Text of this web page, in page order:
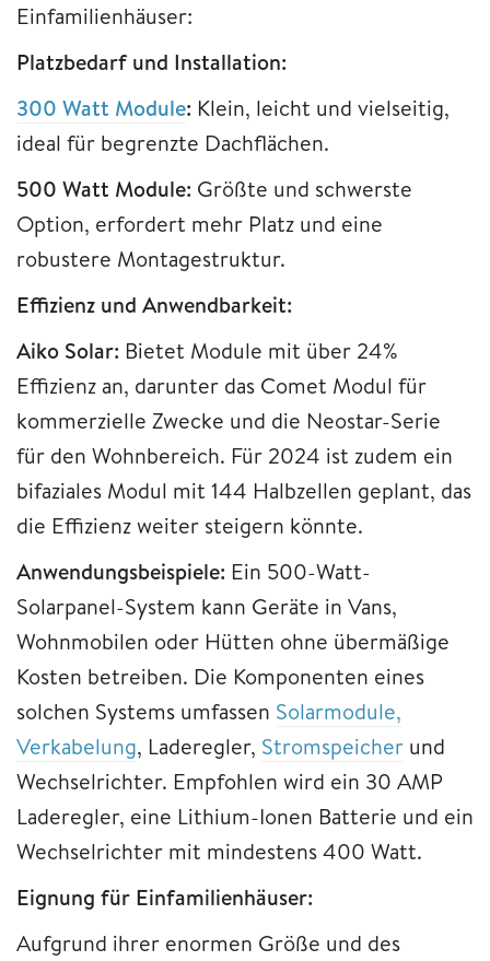
Einfamilienhäuser:
Platzbedarf und Installation:
300 Watt Module: Klein, leicht und vielseitig,
ideal für begrenzte Dachflächen.
500 Watt Module: Größte und schwerste
Option, erfordert mehr Platz und eine
robustere Montagestruktur.
Effizienz und Anwendbarkeit:
Aiko Solar: Bietet Module mit über 24%
Effizienz an, darunter das Comet Modul für
kommerzielle Zwecke und die Neostar-Serie
für den Wohnbereich. Für 2024 ist zudem ein
bifaziales Modul mit 144 Halbzellen geplant, das
die Effizienz weiter steigern könnte.
Anwendungsbeispiele: Ein 500-Watt-
Solarpanel-System kann Geräte in Vans,
Wohnmobilen oder Hütten ohne übermäßige
Kosten betreiben. Die Komponenten eines
solchen Systems umfassen Solarmodule,
Verkabelung, Laderegler, Stromspeicher und
Wechselrichter. Empfohlen wird ein 30 AMP
Laderegler, eine Lithium-Ionen Batterie und ein
Wechselrichter mit mindestens 400 Watt.
Eignung für Einfamilienhäuser:
Aufgrund ihrer enormen Größe und des